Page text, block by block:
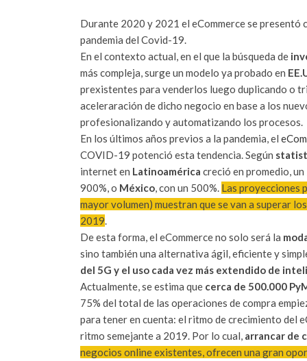
Durante 2020 y 2021 el eCommerce se presentó
pandemia del Covid-19.
En el contexto actual, en el que la búsqueda de
más compleja, surge un modelo ya probado en
prexistentes para venderlos luego duplicando o
aceleraración de dicho negocio en base a los
profesionalizando y automatizando los procesos.
En los últimos años previos a la pandemia, el
COVID-19 potenció esta tendencia. Según
internet en Latinoamérica creció en promedio,
900%, o México, con un 500%. Las proyecciones
mayor volumen) muestran que se van a superar
2019.
De esta forma, el eCommerce no solo será la
sino también una alternativa ágil, eficiente y
del 5G y el uso cada vez más extendido de
Actualmente, se estima que cerca de 500.000
75% del total de las operaciones de compra
para tener en cuenta: el ritmo de crecimiento del
ritmo semejante a 2019. Por lo cual, arrancar de
negocios online existentes, ofrecen una gran